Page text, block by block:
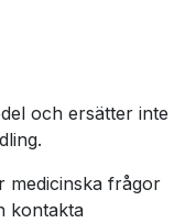
och ersätter inte
medicinska frågor
kontakta